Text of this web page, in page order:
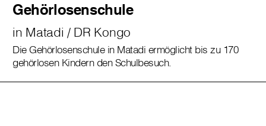
Gehörlosenschule
in Matadi / DR Kongo
Die Gehörlosenschule in Matadi ermöglicht bis zu 170
gehörlosen Kindern den Schulbesuch.